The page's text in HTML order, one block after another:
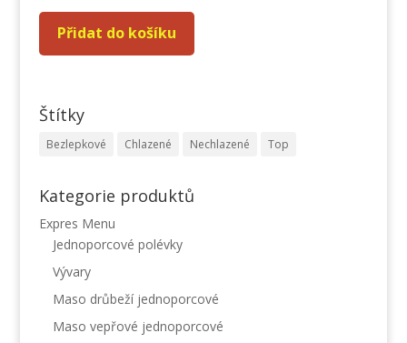
Přidat do košíku
Štítky
Bezlepkové Chlazené Nechlazené Top
Kategorie produktů
Expres Menu
Jednoporcové polévky
Vývary
Maso drůbeží jednoporcové
Maso vepřové jednoporcové